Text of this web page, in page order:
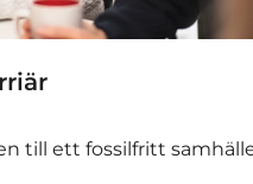
till ett fossilfritt